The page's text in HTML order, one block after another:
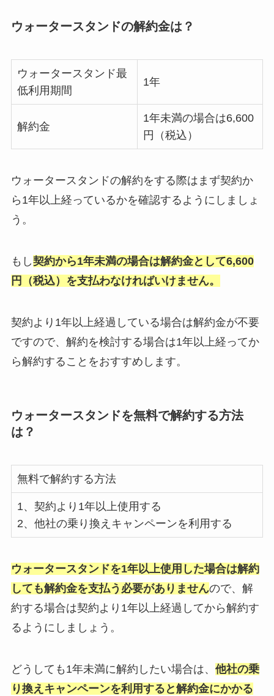
ウォータースタンドの解約金は？
ウォータースタンド最
低利用期間
1年
解約金
1年未満の場合は6,600
円（税込）
ウォータースタンドの解約をする際はまず契約か
ら1年以上経っているかを確認するようにしましょ
う。
もし契約から1年未満の場合は解約金として6,600
円（税込）を支払わなければいけません。
契約より1年以上経過している場合は解約金が不要
ですので、解約を検討する場合は1年以上経ってか
ら解約することをおすすめします。
ウォータースタンドを無料で解約する方法
は？
無料で解約する方法
1、契約より1年以上使用する
2、他社の乗り換えキャンペーンを利用する
ウォータースタンドを1年以上使用した場合は解約
しても解約金を支払う必要がありませんので、解
約する場合は契約より1年以上経過してから解約す
るようにしましょう。
どうしても1年未満に解約したい場合は、 他社の乗
り換えキャンペーンを利用すると解約金にかかる